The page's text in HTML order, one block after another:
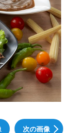
次の画像